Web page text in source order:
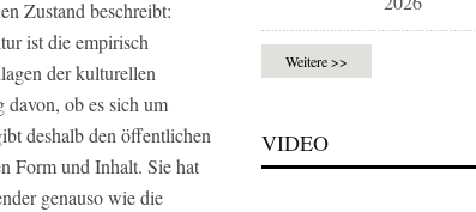
Zustand beschreibt:
ist die empirisch
der kulturellen
ob es sich um
deshalb den öffentlichen
Form und Inhalt. Sie hat
genauso wie die
Weitere >>
VIDEO